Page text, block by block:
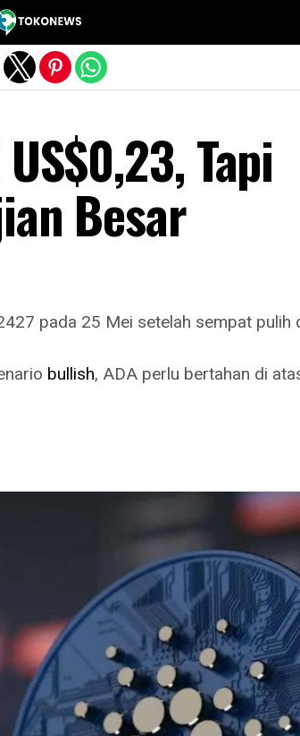
Tapi
Besar
pada 25 Mei setelah sempat pulih
bullish, ADA perlu bertahan di
mobile version